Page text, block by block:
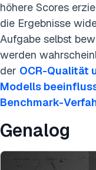
höhere Scores
die Ergebnisse
Aufgabe selbst
werden
der OCR-Qualität
Modells
Benchmark-
Genalog